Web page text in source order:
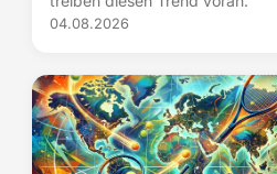
04.08.2026